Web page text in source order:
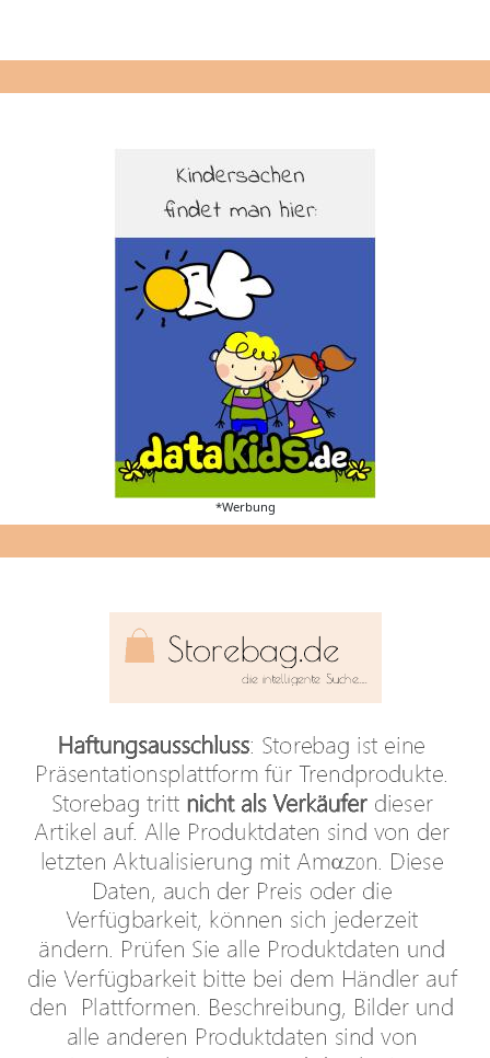
*Werbung